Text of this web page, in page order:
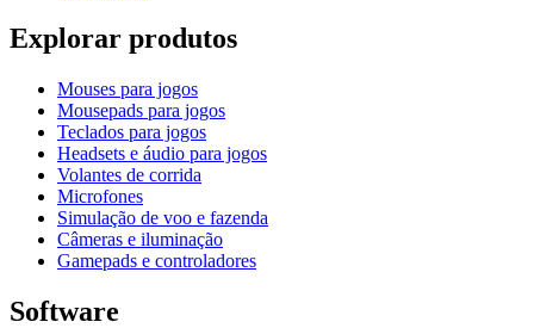
Explorar produtos
Mouses para jogos
Mousepads para jogos
Teclados para jogos
Headsets e áudio para jogos
Volantes de corrida
Microfones
Simulação de voo e fazenda
Câmeras e iluminação
Gamepads e controladores
Software